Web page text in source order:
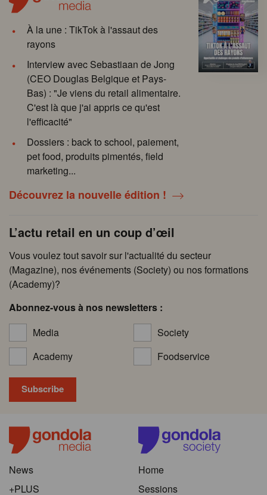
À la une : TikTok à l'assaut des
rayons
Interview avec Sebastiaan de Jong
(CEO Douglas Belgique et Pays-
Bas) : "Je viens du retail alimentaire.
C'est là que j'ai appris ce qu'est
l'efficacité"
Dossiers : back to school, paiement,
pet food, produits pimentés, field
marketing...
Découvrez la nouvelle édition !
L’actu retail en un coup d’œil
Vous voulez tout savoir sur l'actualité du secteur
(Magazine), nos événements (Society) ou nos formations
(Academy)?
Abonnez-vous à nos newsletters :
Media
Society
Academy
Foodservice
News
+PLUS
Home
Sessions